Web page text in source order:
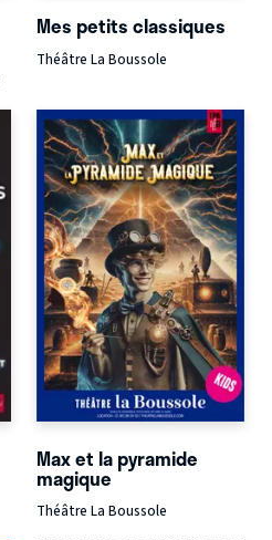
Mes petits classiques
Théâtre La Boussole
Max et la pyramide
magique
Théâtre La Boussole